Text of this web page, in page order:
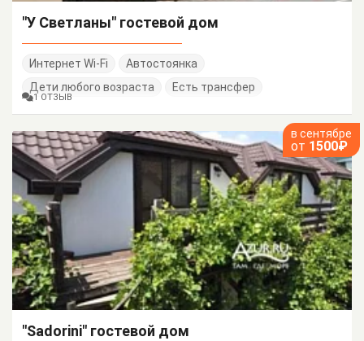
"У Светланы" гостевой дом
Интернет Wi-Fi
Автостоянка
Дети любого возраста
Есть трансфер
1 ОТЗЫВ
в сентябре
от 1500₽
"Sadorini" гостевой дом